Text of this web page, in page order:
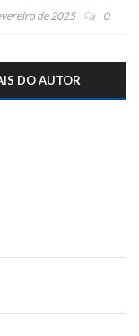
de 2025 0
DO AUTOR